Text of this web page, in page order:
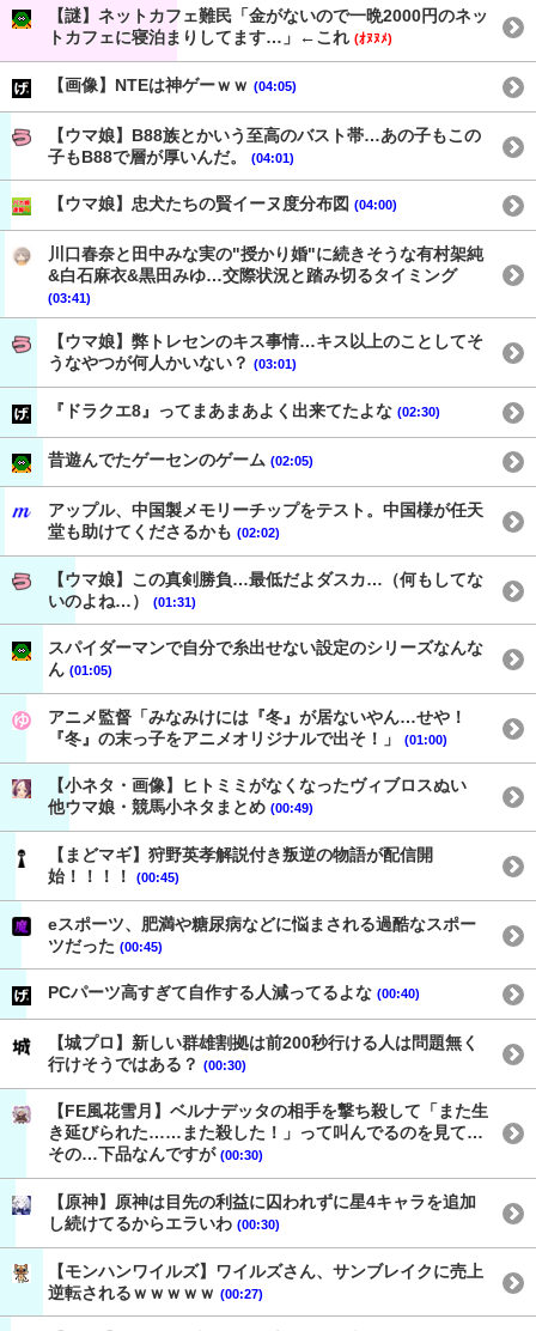
【謎】ネットカフェ難民「金がないので一晩2000円のネッ
トカフェに寝泊まりしてます…」←これ (ｵﾇﾇﾒ)
【画像】NTEは神ゲーｗｗ (04:05)
【ウマ娘】B88族とかいう至高のバスト帯…あの子もこの
子もB88で層が厚いんだ。
(04:01)
【ウマ娘】忠犬たちの賢イーヌ度分布図 (04:00)
川口春奈と田中みな実の"授かり婚"に続きそうな有村架純
&白石麻衣&黒田みゆ…交際状況と踏み切るタイミング
(03:41)
【ウマ娘】弊トレセンのキス事情…キス以上のことしてそ
うなやつが何人かいない？ (03:01)
『ドラクエ8』ってまあまあよく出来てたよな (02:30)
昔遊んでたゲーセンのゲーム (02:05)
アップル、中国製メモリーチップをテスト。中国様が任天
堂も助けてくださるかも (02:02)
【ウマ娘】この真剣勝負…最低だよダスカ…（何もしてな
いのよね…）
(01:31)
スパイダーマンで自分で糸出せない設定のシリーズなんな
ん (01:05)
アニメ監督「みなみけには『冬』が居ないやん…せや！
『冬』の末っ子をアニメオリジナルで出そ！」
(01:00)
【小ネタ・画像】ヒトミミがなくなったヴィブロスぬい
他ウマ娘・競馬小ネタまとめ (00:49)
【まどマギ】狩野英孝解説付き叛逆の物語が配信開
始！！！！
(00:45)
eスポーツ、肥満や糖尿病などに悩まされる過酷なスポー
ツだった (00:45)
PCパーツ高すぎて自作する人減ってるよな (00:40)
【城プロ】新しい群雄割拠は前200秒行ける人は問題無く
行けそうではある？ (00:30)
【FE風花雪月】ベルナデッタの相手を撃ち殺して「また生
き延びられた……また殺した！」って叫んでるのを見て…
その…下品なんですが (00:30)
【原神】原神は目先の利益に囚われずに星4キャラを追加
し続けてるからエラいわ (00:30)
【モンハンワイルズ】ワイルズさん、サンブレイクに売上
逆転されるｗｗｗｗｗ (00:27)